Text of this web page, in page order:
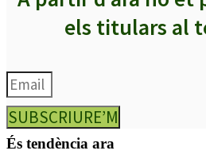
els titulars al
SUBSCRIURE’M
És tendència ara